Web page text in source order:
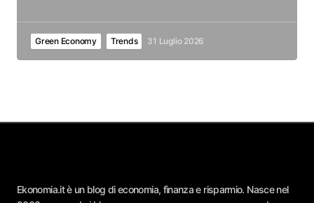
Green Economy Trends 31 Luglio 2026
Ekonomia.it è un blog di economia, finanza e risparmio. Nasce nel